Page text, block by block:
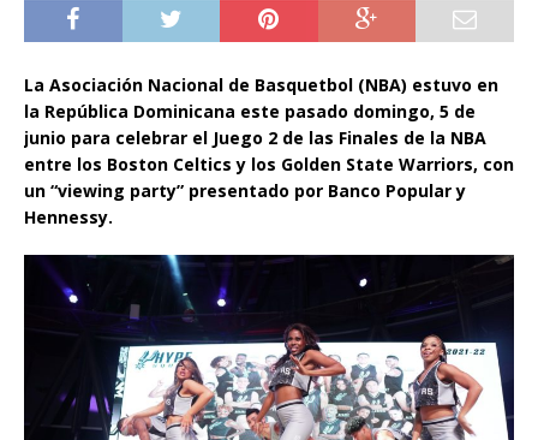
La Asociación Nacional de Basquetbol (NBA) estuvo en
la República Dominicana este pasado domingo, 5 de
junio para celebrar el Juego 2 de las Finales de la NBA
entre los Boston Celtics y los Golden State Warriors, con
un “viewing party” presentado por Banco Popular y
Hennessy.